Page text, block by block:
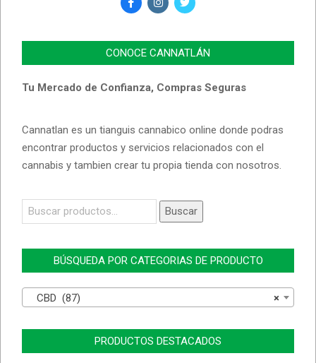
CONOCE CANNATLÁN
Tu Mercado de Confianza, Compras Seguras
Cannatlan es un tianguis cannabico online donde podras
encontrar productos y servicios relacionados con el
cannabis y tambien crear tu propia tienda con nosotros.
Buscar
por:
Buscar
BÚSQUEDA POR CATEGORIAS DE PRODUCTO
×
CBD (87)
PRODUCTOS DESTACADOS